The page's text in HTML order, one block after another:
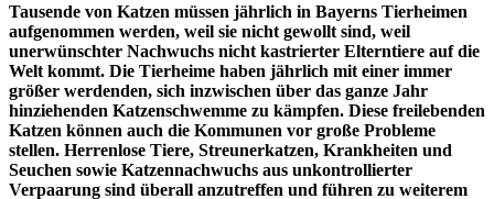
Tausende von Katzen müssen jährlich in Bayerns Tierheimen
aufgenommen werden, weil sie nicht gewollt sind, weil
unerwünschter Nachwuchs nicht kastrierter Elterntiere auf die
Welt kommt. Die Tierheime haben jährlich mit einer immer
größer werdenden, sich inzwischen über das ganze Jahr
hinziehenden Katzenschwemme zu kämpfen. Diese freilebenden
Katzen können auch die Kommunen vor große Probleme
stellen. Herrenlose Tiere, Streunerkatzen, Krankheiten und
Seuchen sowie Katzennachwuchs aus unkontrollierter
Verpaarung sind überall anzutreffen und führen zu weiterem